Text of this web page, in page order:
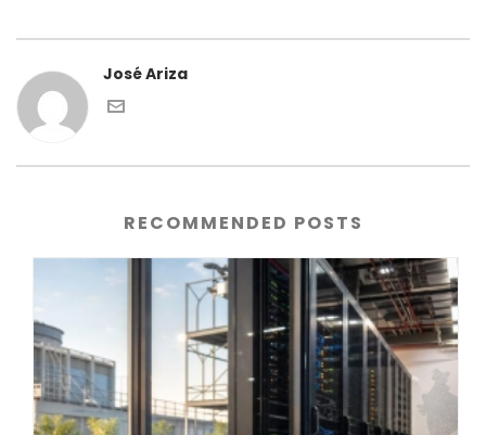
José Ariza
RECOMMENDED POSTS